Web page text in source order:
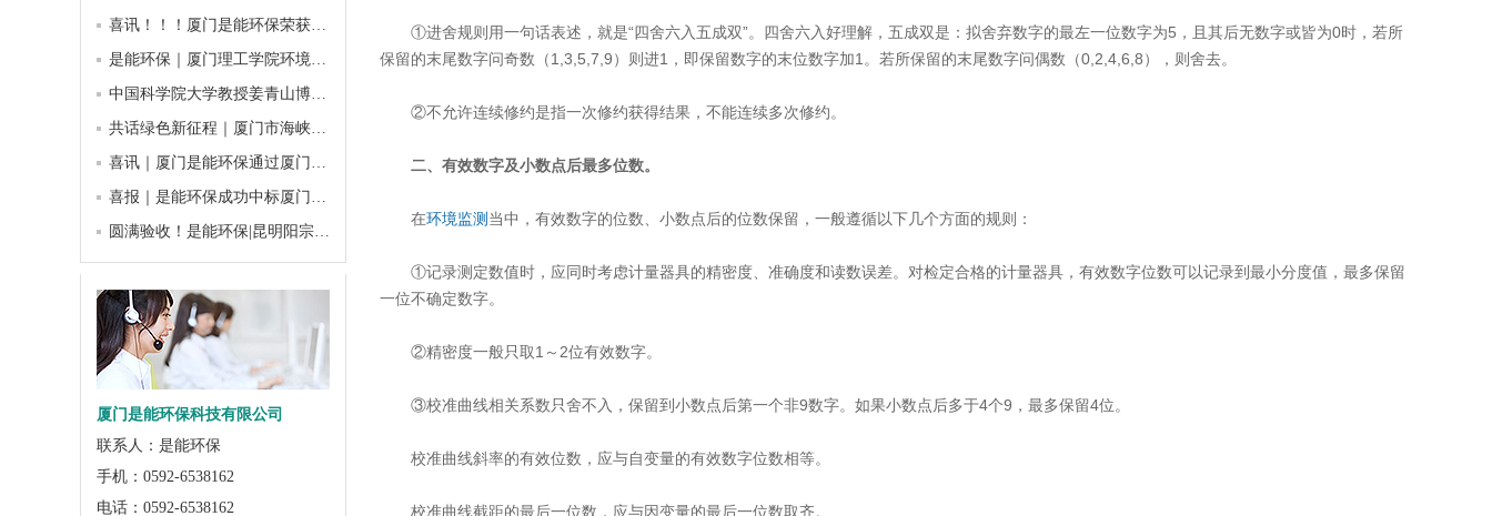
喜讯！！！厦门是能环保荣获厦门市“专精特新”中小企业
是能环保｜厦门理工学院环境科学与工程学院学生实习实践基地正式授牌
中国科学院大学教授姜青山博导、泉州发展集团首席技术专家洪志令博士、厦门民革逸仙支部副主委邱华荣一行莅临厦门是能环保考察交流
共话绿色新征程｜厦门市海峡两岸绿色产业发展促进会2025年度理事会圆满召开
喜讯｜厦门是能环保通过厦门市2025年“专精特新”中小企业认定和复核！
喜报｜是能环保成功中标厦门烟草工业有限责任公司废气在线监测系统维保-2026年至2028年运维项目
圆满验收！是能环保|昆明阳宗海智慧感知体系监测项目落地，守护高原明珠生态未来
厦门是能环保科技有限公司
联系人：是能环保
手机：0592-6538162
电话：0592-6538162
①进舍规则用一句话表述，就是“四舍六入五成双”。四舍六入好理解，五成双是：拟舍弃数字的最左一位数字为5，且其后无数字或皆为0时，若所
保留的末尾数字问奇数（1,3,5,7,9）则进1，即保留数字的末位数字加1。若所保留的末尾数字问偶数（0,2,4,6,8），则舍去。
②不允许连续修约是指一次修约获得结果，不能连续多次修约。
二、有效数字及小数点后最多位数。
在环境监测 当中，有效数字的位数、小数点后的位数保留，一般遵循以下几个方面的规则：
①记录测定数值时，应同时考虑计量器具的精密度、准确度和读数误差。对检定合格的计量器具，有效数字位数可以记录到最小分度值，最多保留
一位不确定数字。
②精密度一般只取1～2位有效数字。
③校准曲线相关系数只舍不入，保留到小数点后第一个非9数字。如果小数点后多于4个9，最多保留4位。
校准曲线斜率的有效位数，应与自变量的有效数字位数相等。
校准曲线截距的最后一位数，应与因变量的最后一位数取齐。